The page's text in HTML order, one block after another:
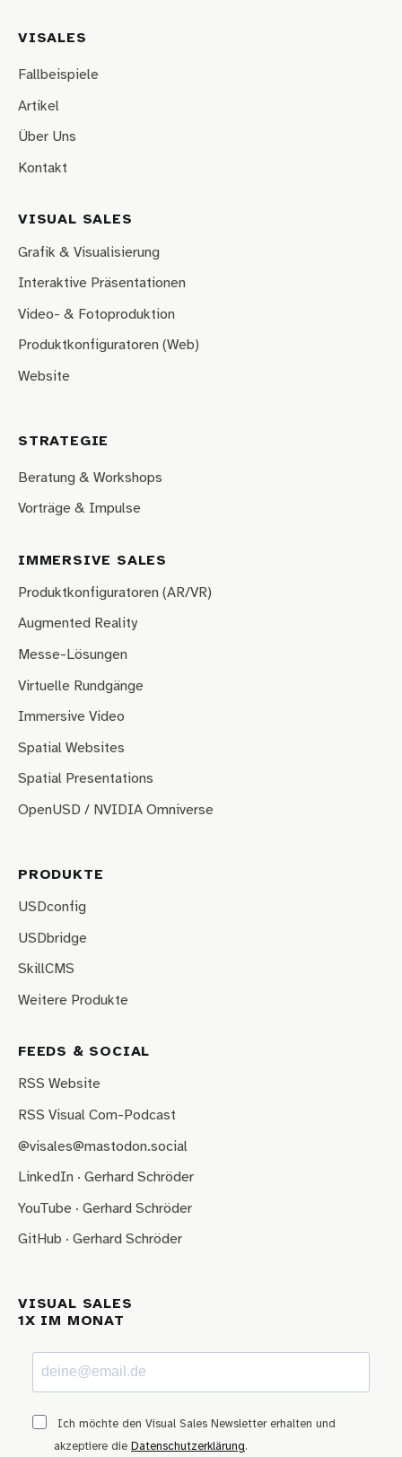
VISALES
Fallbeispiele
Artikel
Über Uns
Kontakt
VISUAL SALES
Grafik & Visualisierung
Interaktive Präsentationen
Video- & Fotoproduktion
Produktkonfiguratoren (Web)
Website
STRATEGIE
Beratung & Workshops
Vorträge & Impulse
IMMERSIVE SALES
Produktkonfiguratoren (AR/VR)
Augmented Reality
Messe-Lösungen
Virtuelle Rundgänge
Immersive Video
Spatial Websites
Spatial Presentations
OpenUSD / NVIDIA Omniverse
PRODUKTE
USDconfig
USDbridge
SkillCMS
Weitere Produkte
FEEDS & SOCIAL
RSS Website
RSS Visual Com-Podcast
@visales@mastodon.social
LinkedIn · Gerhard Schröder
YouTube · Gerhard Schröder
GitHub · Gerhard Schröder
VISUAL SALES
1X IM MONAT
Ich möchte den Visual Sales Newsletter erhalten und
akzeptiere die Datenschutzerklärung.